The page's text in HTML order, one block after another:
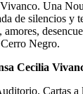
Una
de silencios y
amores,
Negro.
Cecilia
Cartas a